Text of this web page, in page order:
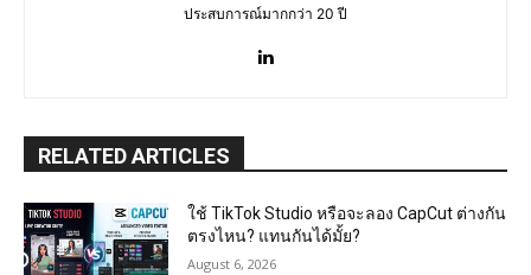
ประสบการณ์มากกว่า 20 ปี
RELATED ARTICLES
ใช้ TikTok Studio หรือจะลอง CapCut ต่างกัน
ตรงไหน? แทนกันได้มั้ย?
August 6, 2026